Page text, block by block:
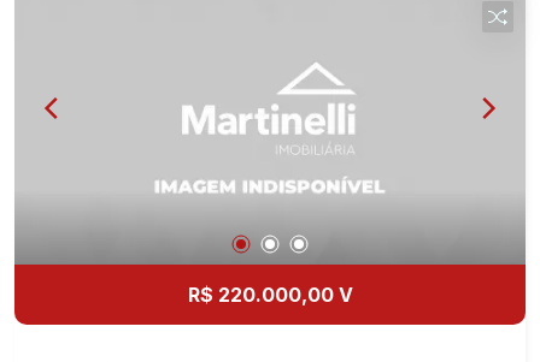
R$ 220.000,00 V